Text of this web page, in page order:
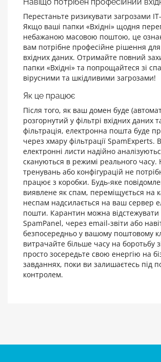
Перестаньте ризикувати загрозами
Якщо ваші папки «Вхідні» щодня
небажаною масовою поштою, це
вам потрібне професійне рішення
вхідних даних. Отримайте повний
папки «Вхідні» та попрощайтеся зі
вірусними та шкідливими загрозами!
Як це працює
Після того, як ваш домен буде
розгорнутий у фільтрі вхідних даних
фільтрація, електронна пошта буде
через хмару фільтрації SpamExperts.
електронні листи надійно
скануються в режимі реального часу.
тренувань або конфігурацій не
працює з коробки. Будь-яке
виявлене як спам, переміщується на
неспам надсилається на ваш сервер
пошти. Карантин можна відстежувати
SpamPanel, через email-звіти або
безпосередньо у вашому поштовому
витрачайте більше часу на боротьбу
просто зосередьте свою енергію на
завданнях, поки ви залишаєтесь під
контролем.